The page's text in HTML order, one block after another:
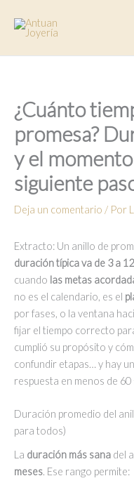
contenido
¿Cuánto
promesa?
y el
siguiente
Deja un comentario / Por
Extracto: Un anillo de
duración típica va de 3 a
cuando las metas
no es el calendario, es el
por fases, o la ventana
fijar el tiempo correcto
cumplió su propósito y
confundir etapas… y hay
respuesta en menos de 60
Duración promedio del
para todos)
La duración más sana del
meses. Ese rango permite: